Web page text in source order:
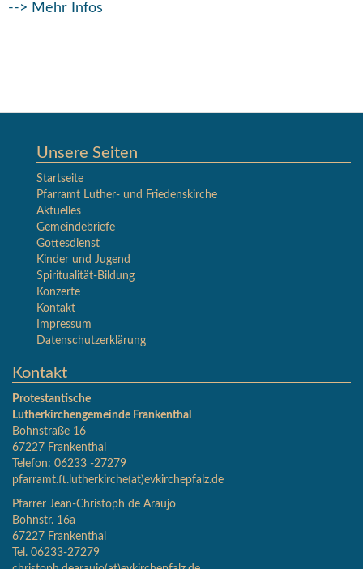
--> Mehr Infos
Unsere Seiten
Startseite
Pfarramt Luther- und Friedenskirche
Aktuelles
Gemeindebriefe
Gottesdienst
Kinder und Jugend
Spiritualität-Bildung
Konzerte
Kontakt
Impressum
Datenschutzerklärung
Kontakt
Protestantische
Lutherkirchengemeinde Frankenthal
Bohnstraße 16
67227 Frankenthal
Telefon: 06233 -27279
pfarramt.ft.lutherkirche(at)evkirchepfalz.de
Pfarrer Jean-Christoph de Araujo
Bohnstr. 16a
67227 Frankenthal
Tel. 06233-27279